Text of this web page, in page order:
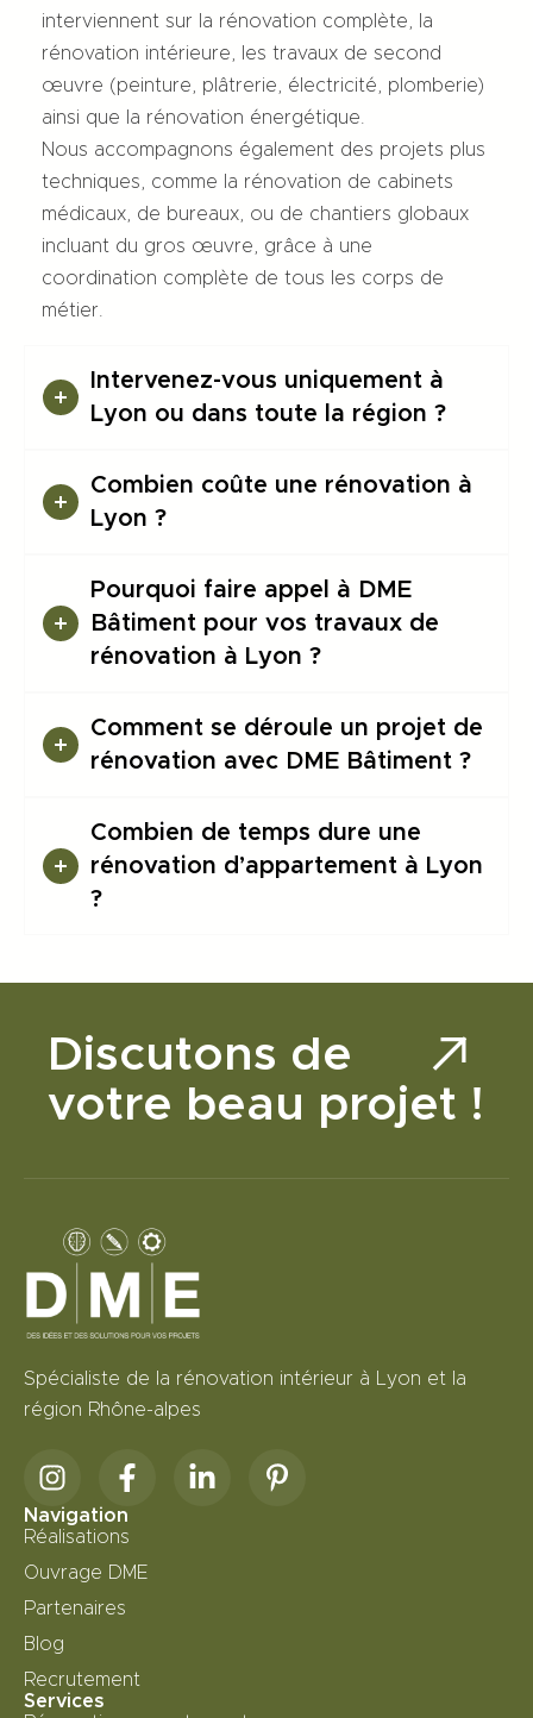
interviennent sur la rénovation complète, la
rénovation intérieure, les travaux de second
œuvre (peinture, plâtrerie, électricité, plomberie)
ainsi que la rénovation énergétique.
Nous accompagnons également des projets plus
techniques, comme la rénovation de cabinets
médicaux, de bureaux, ou de chantiers globaux
incluant du gros œuvre, grâce à une
coordination complète de tous les corps de
métier.
Intervenez-vous uniquement à
Lyon ou dans toute la région ?
Combien coûte une rénovation à
Lyon ?
Pourquoi faire appel à DME
Bâtiment pour vos travaux de
rénovation à Lyon ?
Comment se déroule un projet de
rénovation avec DME Bâtiment ?
Combien de temps dure une
rénovation d’appartement à Lyon
?
Discutons de
votre beau projet !
Spécialiste de la rénovation intérieur à Lyon et la
région Rhône-alpes
Navigation
Réalisations
Ouvrage DME
Partenaires
Blog
Recrutement
Services